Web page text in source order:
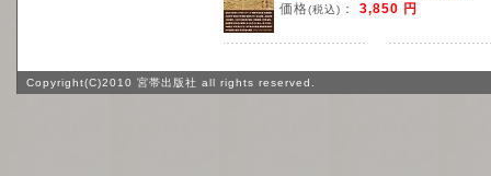
価格(税込) ： 3,850 円
Copyright(C)2010 宮帯出版社 all rights reserved.